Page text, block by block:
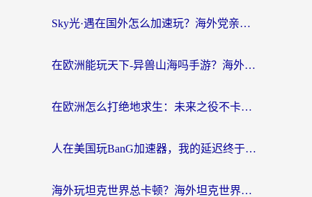
Sky光·遇在国外怎么加速玩？海外党亲测有效的国服游戏加速指南
在欧洲能玩天下-异兽山海吗手游？海外玩家的加速器生存指南
在欧洲怎么打绝地求生：未来之役不卡？留学生亲测的加速器避坑指南
人在美国玩BanG加速器，我的延迟终于绿了
海外玩坦克世界总卡顿？海外坦克世界加速器有哪些？实测好用的选择在这里